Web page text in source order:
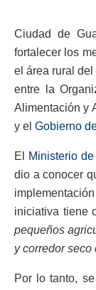
Ciudad de
fortalecer los
el área rural
entre la
Alimentación y
y el Gobierno
El
Ministerio
dio a conocer
iniciativa tiene
pequeños
y corredor seco
Por lo tanto,